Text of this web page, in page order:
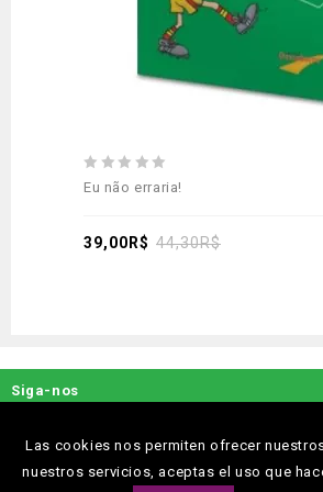
0
5
Eu não erraria!
44,30R$
39,00 R$
Siga-nos
Las cookies nos permiten ofrecer
nuestros servicios, aceptas el uso que